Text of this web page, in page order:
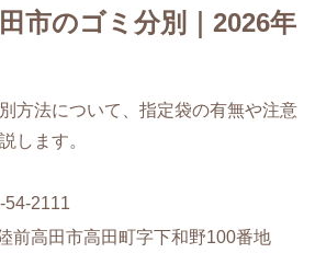
市のゴミ分別｜2026年
方法について、指定袋の有無や注意
します。
54-2111
前高田市高田町字下和野100番地